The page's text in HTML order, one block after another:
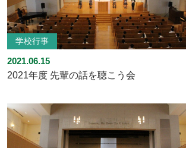
学校行事
2021.06.15
2021年度 先輩の話を聴こう会